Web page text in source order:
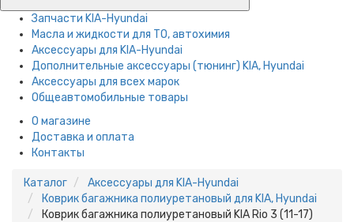
Запчасти KIA-Hyundai
Масла и жидкости для ТО, автохимия
Аксессуары для KIA-Hyundai
Дополнительные аксессуары (тюнинг) KIA, Hyundai
Аксессуары для всех марок
Общеавтомобильные товары
О магазине
Доставка и оплата
Контакты
Каталог
Аксессуары для KIA-Hyundai
Коврик багажника полиуретановый для KIA, Hyundai
Коврик багажника полиуретановый KIA Rio 3 (11-17)